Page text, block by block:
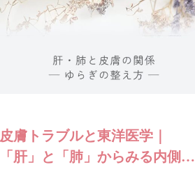
皮膚トラブルと東洋医学｜
「肝」と「肺」からみる内側の